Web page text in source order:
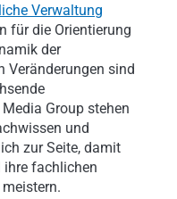
Verwaltung
für die Orientierung
der
Veränderungen sind
Group stehen
und
zur Seite, damit
ihre fachlichen